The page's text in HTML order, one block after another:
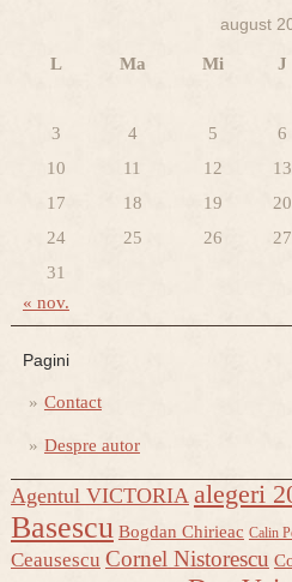
august
L Ma Mi J
3
4 5 6
10
11 12 13
17
18 19 20
24
25 26 27
31
« nov.
Pagini
Contact
Despre autor
Agentul VICTORIA alegeri
Basescu Bogdan Chirieac Calin
Ceausescu Cornel Nistorescu